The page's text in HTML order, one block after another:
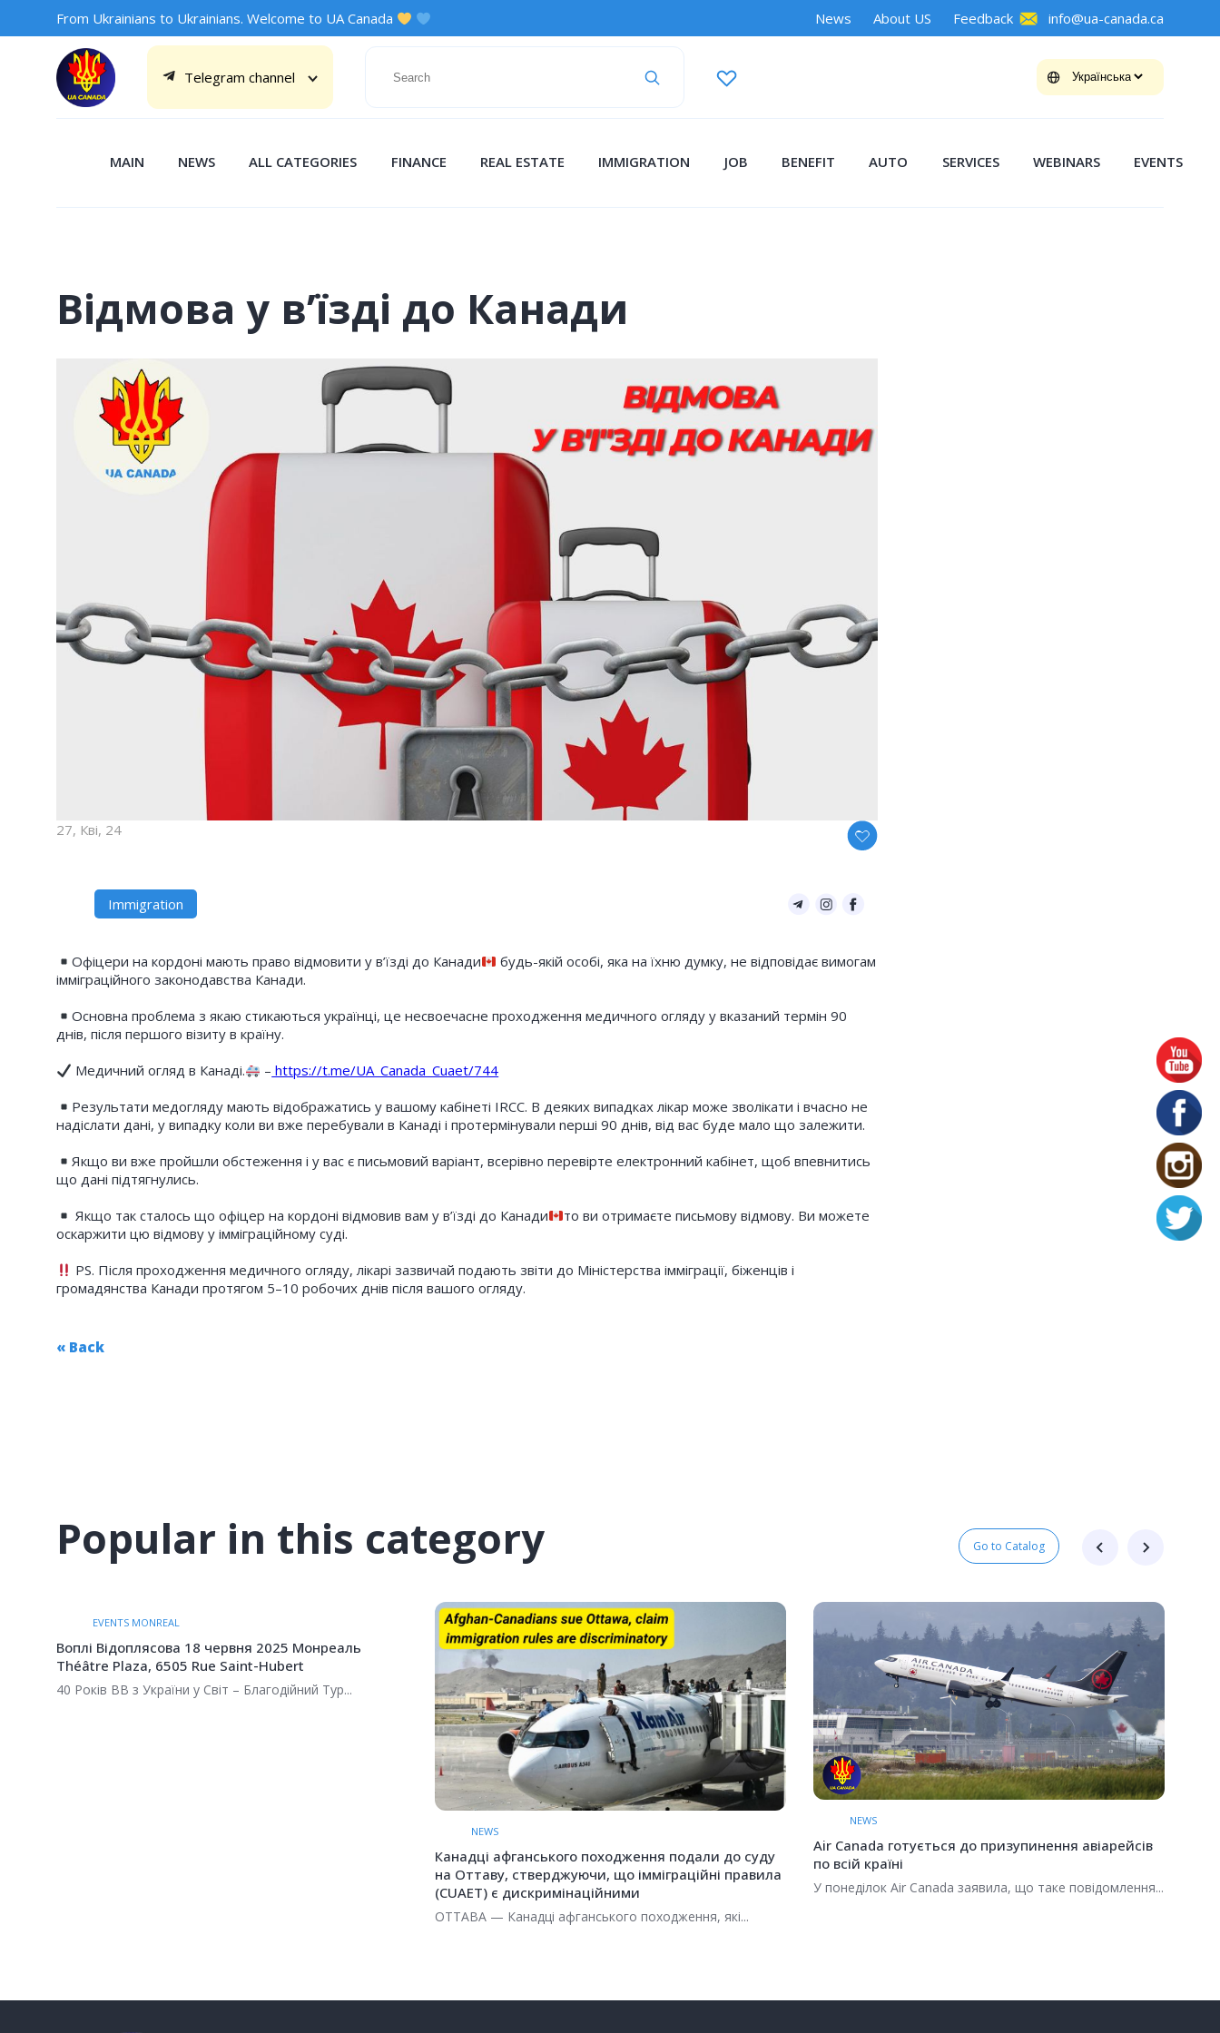
From Ukrainians to Ukrainians. Welcome to UA Canada News About US Feedback info@ua-canada.ca
Telegram channel
MAIN NEWS ALL CATEGORIES FINANCE REAL ESTATE IMMIGRATION JOB BENEFIT AUTO SERVICES WEBINARS EVENTS
Вiдмова у в’їздi до Канади
27, Кві, 24
Immigration
Офiцери на кордонi мають право вiдмовити у в’їздi до Канади
будь-якiй особi, яка на їхню думку, не вiдповiдає вимогам
iммiграцiйного законодавства Канади.
Основна проблема з якаю стикаються українцi, це несвоечасне проходження медичного огляду у вказаний термiн 90
днiв, пiсля першого вiзиту в країну.
Медичний огляд в Канаді.
– https://t.me/UA_Canada_Cuaet/744
Результати медогляду мають вiдображатись у вашому кабiнетi IRCC. В деяких випадках лiкар може зволiкати i вчасно не
надiслати данi, у випадку коли ви вже перебували в Канадi i протермiнували nepшi 90 днiв, вiд вас буде мало що залежити.
Якщо ви вже пройшли обстеження i у вас є письмовий варiант, всерівно перевiрте електронний кабiнет, щоб впевнитись
що данi пiдтягнулись.
Якщо так сталось що офiцер на кордонi вiдмовив вам у в’їздi до Канади
то ви отримаєте письмову вiдмову. Ви можете
оскаржити цю вiдмову у iммiграцiйному судi.
PS. Після проходження медичного огляду, лікарі зазвичай подають звіти до Міністерства імміграції, біженців і
громадянства Канади протягом 5–10 робочих днів після вашого огляду.
« Back
Go to Сatalog
Popular in this category
EVENTS MONREAL
Воплі Відоплясова 18 червня 2025 Монреаль
Théâtre Plaza, 6505 Rue Saint-Hubert
40 Років ВВ з України у Світ – Благодійний Тур...
NEWS
Канадці афганського походження подали до суду
на Оттаву, стверджуючи, що імміграційні правила
(CUAET) є дискримінаційними
ОТТАВА — Канадці афганського походження, які...
NEWS
Air Canada готується до призупинення авіарейсів
по всій країні
У понеділок Air Canada заявила, що таке повідомлення...